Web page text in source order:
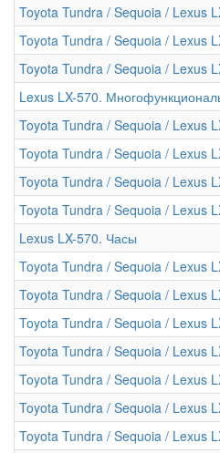
Toyota Tundra / Sequoia / Lexus
Toyota Tundra / Sequoia / Lexus
Toyota Tundra / Sequoia / Lexus
Lexus LX-570.
Toyota Tundra / Sequoia / Lexus
Toyota Tundra / Sequoia / Lexus
Toyota Tundra / Sequoia / Lexus
Toyota Tundra / Sequoia / Lexus
Lexus LX-570. Часы
Toyota Tundra / Sequoia / Lexus
Toyota Tundra / Sequoia / Lexus
Toyota Tundra / Sequoia / Lexus
Toyota Tundra / Sequoia / Lexus
Toyota Tundra / Sequoia / Lexus
Toyota Tundra / Sequoia / Lexus
Toyota Tundra / Sequoia / Lexus